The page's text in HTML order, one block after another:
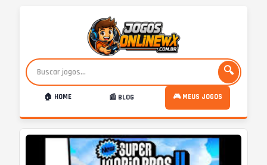
🔍
🏠 HOME 📰 BLOG 🎮 MEUS JOGOS